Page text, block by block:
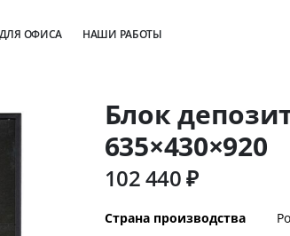
ОФИСА НАШИ РАБОТЫ
Блок
635×430×920
102 440 ₽
Дополнительная
информация
Страна производства